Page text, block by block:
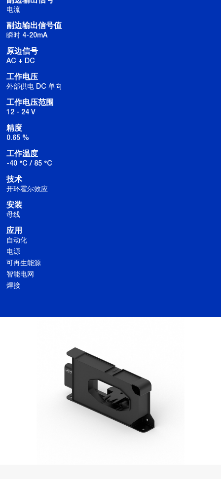
电流
副边输出信号值
瞬时 4-20mA
原边信号
AC + DC
工作电压
外部供电 DC 单向
工作电压范围
12 - 24 V
精度
0.65 %
工作温度
-40 °C / 85 °C
技术
开环霍尔效应
安装
母线
应用
自动化
电源
可再生能源
智能电网
焊接